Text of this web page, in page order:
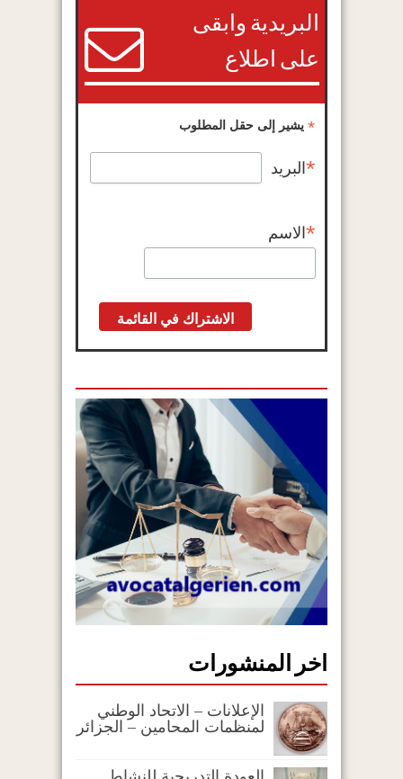
البريدية وابقى
على اطلاع
*يشير إلى حقل المطلوب
*البريد
*الاسم
اخر المنشورات
الإعلانات – الاتحاد الوطني
لمنظمات المحامين – الجزائر